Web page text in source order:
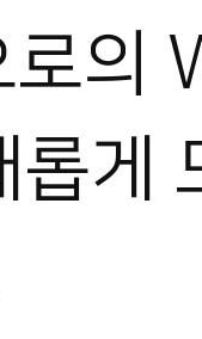
로의
게